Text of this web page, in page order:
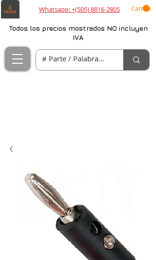
Whatsapp: +(505) 8816-2805 Carrito
Todos los precios mostrados NO incluyen
IVA